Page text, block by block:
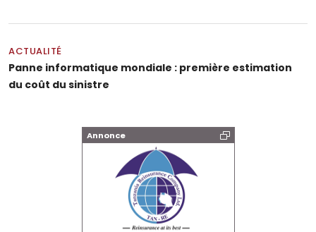
ACTUALITÉ
Panne informatique mondiale : première estimation
du coût du sinistre
Annonce